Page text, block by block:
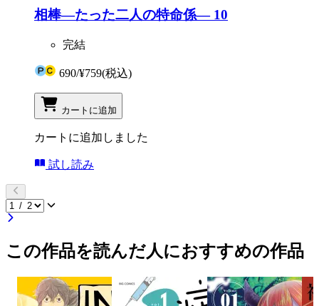
相棒―たった二人の特命係― 10
完結
690/¥759(税込)
カートに追加
カートに追加しました
試し読み
この作品を読んだ人におすすめの作品